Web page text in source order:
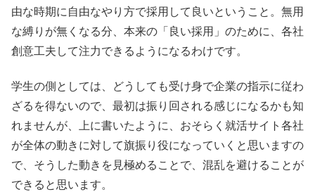
由な時期に自由なやり方で採用して良いということ。無用
な縛りが無くなる分、本来の「良い採用」のために、各社
創意工夫して注力できるようになるわけです。
学生の側としては、どうしても受け身で企業の指示に従わ
ざるを得ないので、最初は振り回される感じになるかも知
れませんが、上に書いたように、おそらく就活サイト各社
が全体の動きに対して旗振り役になっていくと思いますの
で、そうした動きを見極めることで、混乱を避けることが
できると思います。